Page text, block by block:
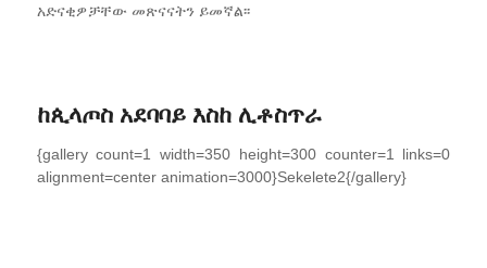
አድናቂዎቻቸው መጽናናትን ይመኛል፡፡
ከጲላጦስ አደባባይ እስከ ሊቶስጥራ
{gallery count=1 width=350 height=300 counter=1 links=0
alignment=center animation=3000}Sekelete2{/gallery}